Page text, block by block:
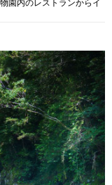
園内のレストランからイ